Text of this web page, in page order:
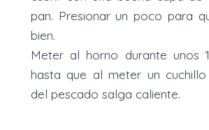
pan. Presionar un poco para
bien.
Meter al horno durante unos
hasta que al meter un
del pescado salga caliente.